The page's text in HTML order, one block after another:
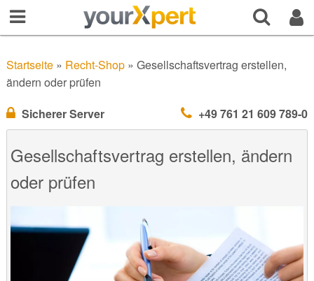
Startseite» Recht-Shop» Gesellschaftsvertrag erstellen,
ändern oder prüfen
Sicherer Server
+49 761 21 609 789-0
Gesellschaftsvertrag erstellen, ändern
oder prüfen